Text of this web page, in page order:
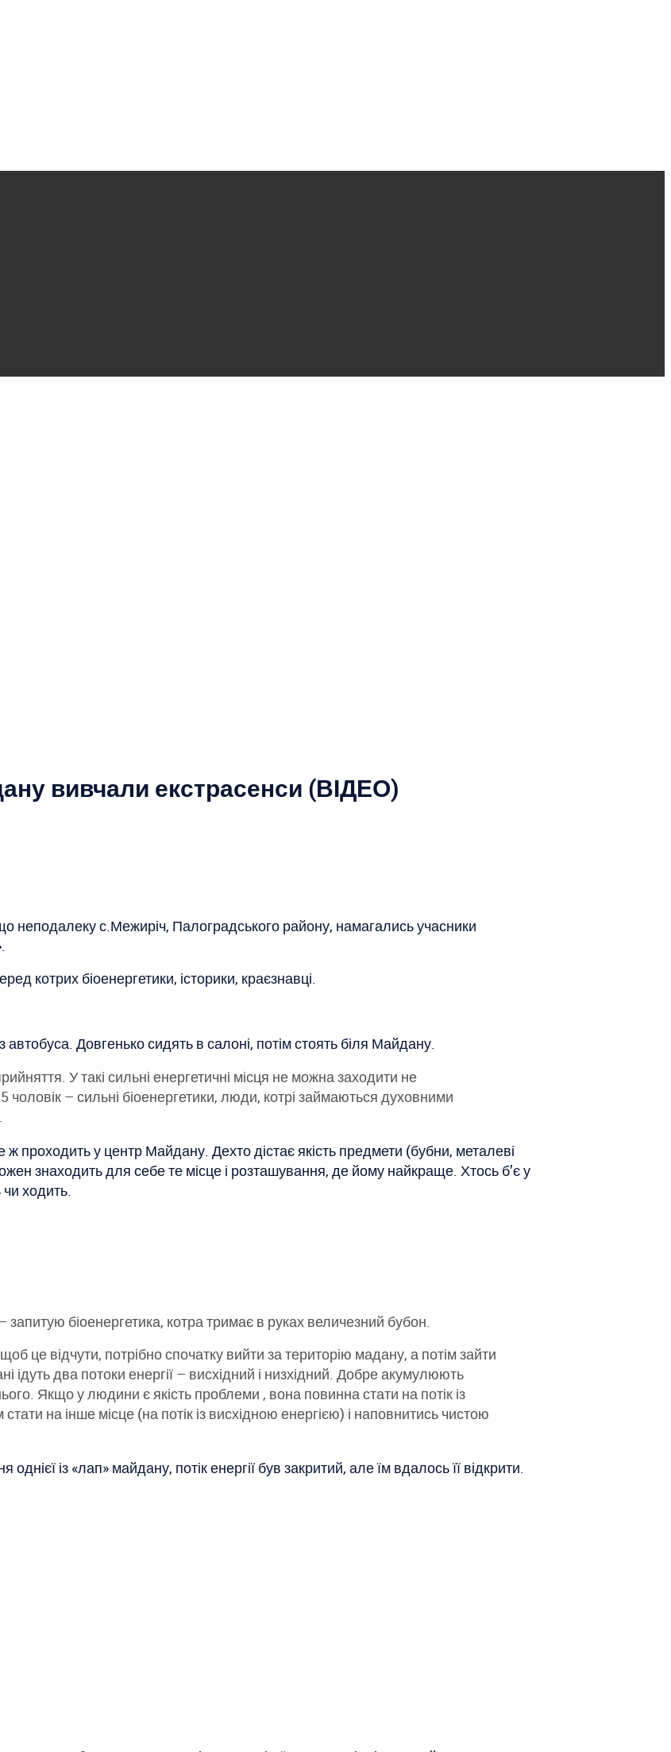
вивчали екстрасенси (ВІДЕО)
неподалеку с.Межиріч, Палоградського району, намагались учасники
котрих біоенергетики, історики, краєзнавці.
Довгенько сидять в салоні, потім стоять біля Майдану.
У такі сильні енергетичні місця не можна заходити не
– сильні біоенергетики, люди, котрі займаються духовними
проходить у центр Майдану. Дехто дістає якість предмети (бубни, металеві
знаходить для себе те місце і розташування, де йому найкраще. Хтось б’є у
ходить.
біоенергетика, котра тримає в руках величезний бубон.
це відчути, потрібно спочатку вийти за територію мадану, а потім зайти
ідуть два потоки енергії – висхідний і низхідний. Добре акумулюють
Якщо у людини є якість проблеми , вона повинна стати на потік із
на інше місце (на потік із висхідною енергією) і наповнитись чистою
із «лап» майдану, потік енергії був закритий, але їм вдалось її відкрити.